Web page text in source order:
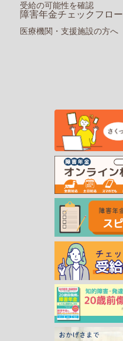
受給の可能性を確認
障害年金チェックフロー
医療機関・支援施設の方へ